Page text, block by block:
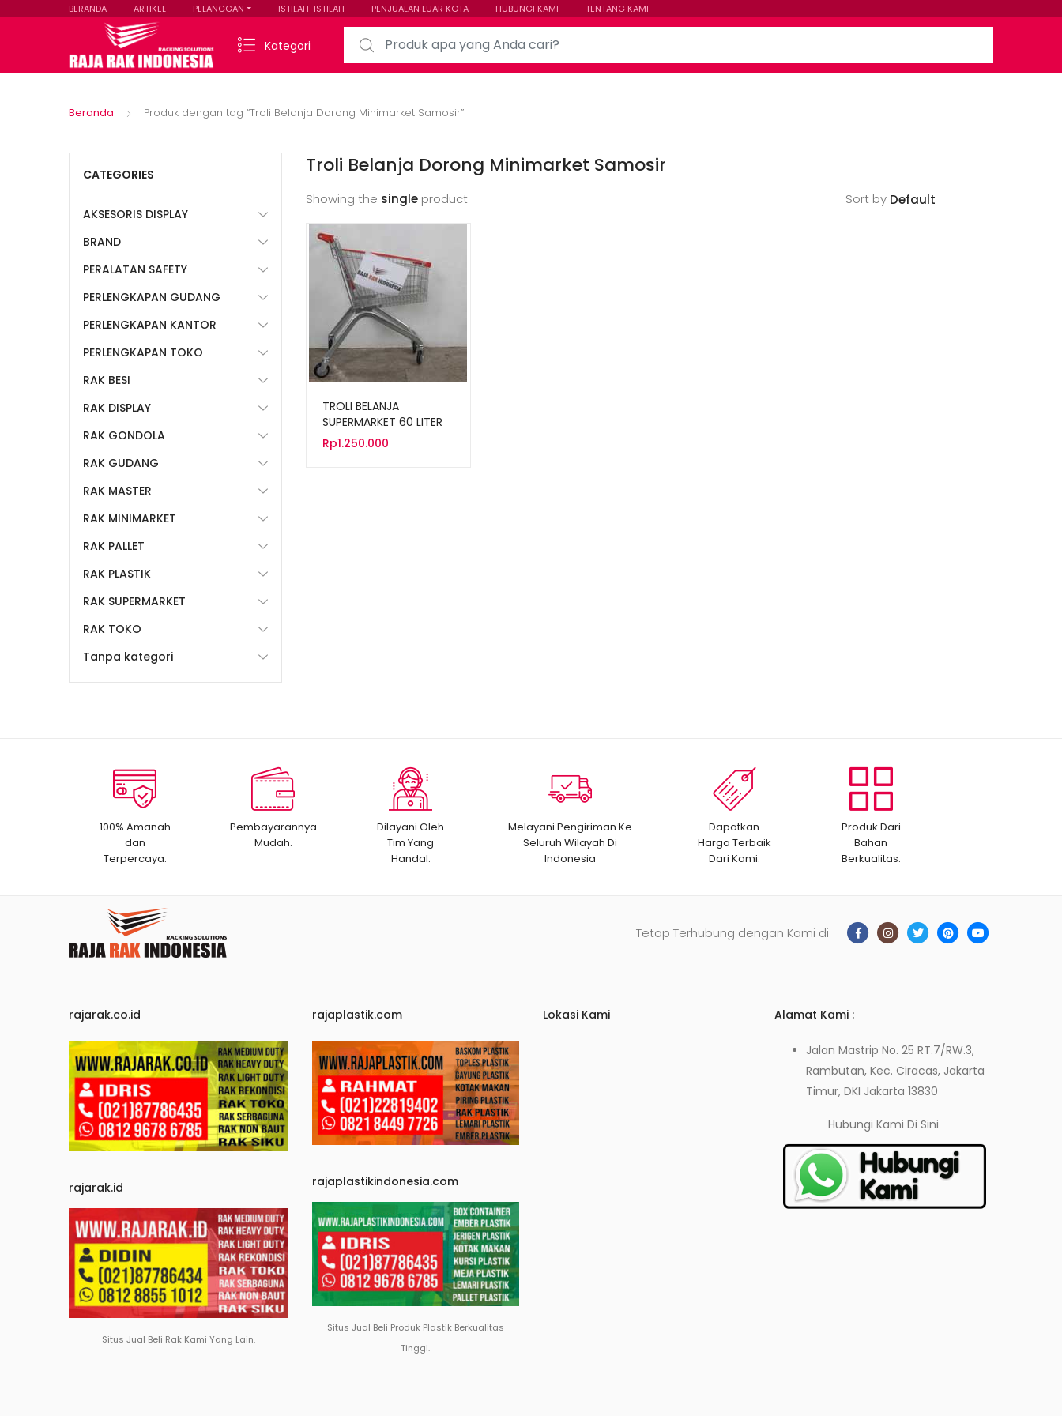
BERANDA ARTIKEL PELANGGAN ISTILAH-ISTILAH PENJUALAN LUAR KOTA HUBUNGI KAMI TENTANG KAMI
Kategori
Search for:
Beranda Produk dengan tag “Troli Belanja Dorong Minimarket Samosir”
Troli Belanja Dorong Minimarket Samosir
Showing the single product Sort by
TROLI BELANJA
SUPERMARKET 60 LITER
TIPE TS-60L
Rp1.250.000
CATEGORIES
AKSESORIS DISPLAY
BRAND
PERALATAN SAFETY
PERLENGKAPAN GUDANG
PERLENGKAPAN KANTOR
PERLENGKAPAN TOKO
RAK BESI
RAK DISPLAY
RAK GONDOLA
RAK GUDANG
RAK MASTER
RAK MINIMARKET
RAK PALLET
RAK PLASTIK
RAK SUPERMARKET
RAK TOKO
Tanpa kategori
100% Amanah
dan
Terpercaya.
Pembayarannya
Mudah.
Dilayani Oleh
Tim Yang
Handal.
Melayani Pengiriman Ke
Seluruh Wilayah Di
Indonesia
Dapatkan
Harga Terbaik
Dari Kami.
Produk Dari
Bahan
Berkualitas.
Tetap Terhubung dengan Kami di
rajarak.co.id
rajarak.id
Situs Jual Beli Rak Kami Yang Lain.
rajaplastik.com
rajaplastikindonesia.com
Situs Jual Beli Produk Plastik Berkualitas
Tinggi.
Lokasi Kami Alamat Kami :
Jalan Mastrip No. 25 RT.7/RW.3,
Rambutan, Kec. Ciracas, Jakarta
Timur, DKI Jakarta 13830
Hubungi KamiDi Sini